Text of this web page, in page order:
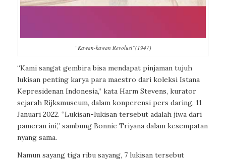
“Kawan-kawan Revolusi”(1947)
“Kami sangat gembira bisa mendapat pinjaman tujuh
lukisan penting karya para maestro dari koleksi Istana
Kepresidenan Indonesia,” kata Harm Stevens, kurator
sejarah Rijksmuseum, dalam konperensi pers daring, 11
Januari 2022. “Lukisan-lukisan tersebut adalah jiwa dari
pameran ini,” sambung Bonnie Triyana dalam kesempatan
nyang sama.
Namun sayang tiga ribu sayang, 7 lukisan tersebut